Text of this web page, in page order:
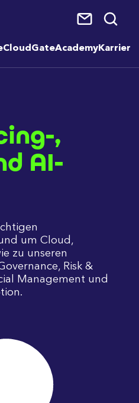
CloudGateAcademyKarriere
,
AI-
um Cloud,
zu unseren
Risk &
Management und